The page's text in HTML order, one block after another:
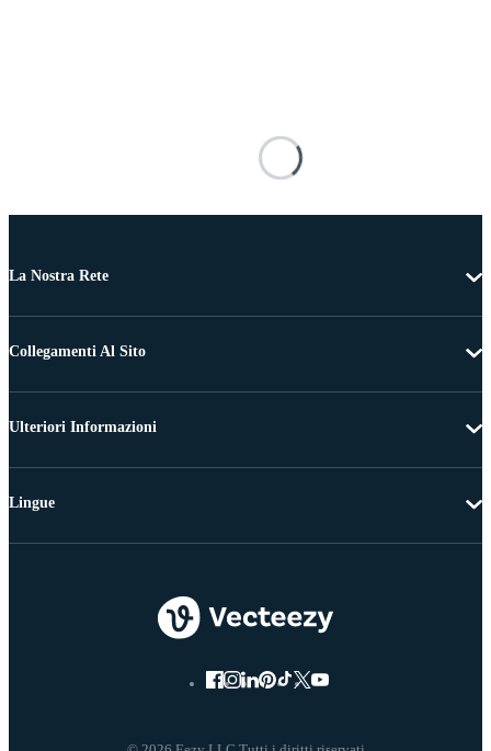
La Nostra Rete
Collegamenti Al Sito
Ulteriori Informazioni
Lingue